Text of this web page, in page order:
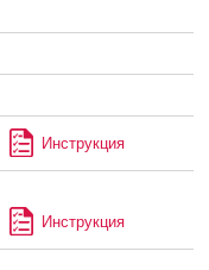
Инструкция
Инструкция